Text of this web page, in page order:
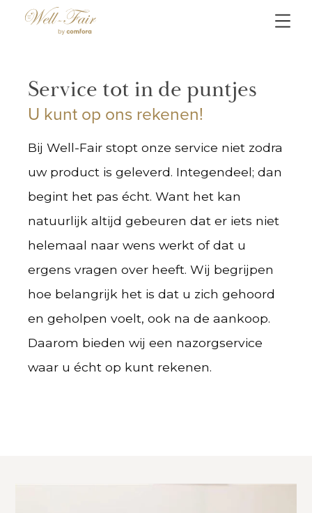
Service tot in de puntjes
U kunt op ons rekenen!
Bij Well-Fair stopt onze service niet zodra
uw product is geleverd. Integendeel; dan
begint het pas écht. Want het kan
natuurlijk altijd gebeuren dat er iets niet
helemaal naar wens werkt of dat u
ergens vragen over heeft. Wij begrijpen
hoe belangrijk het is dat u zich gehoord
en geholpen voelt, ook na de aankoop.
Daarom bieden wij een nazorgservice
waar u écht op kunt rekenen.